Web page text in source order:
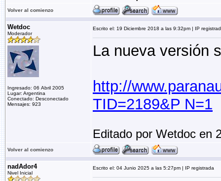
Volver al comienzo
Wetdoc
Moderador
Ingresado: 06 Abril 2005
Lugar: Argentina
Conectado: Desconectado
Mensajes: 923
Escrito el: 19 Diciembre 2018 a las 9:32pm | IP
La nueva versión
http://
TID=2189&P N=1
Editado por Wetdoc en
Volver al comienzo
nadAdor4
Nivel Inicial
Escrito el: 04 Junio 2025 a las 5:27pm | IP registrada